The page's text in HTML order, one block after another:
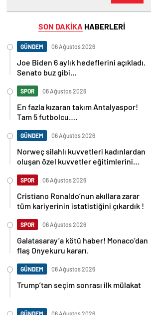
SON DAKİKA HABERLERİ
GÜNDEM 06 Ağustos 2026
Joe Biden 6 aylık hedeflerini açıkladı.
Senato buz gibi…
SPOR 06 Ağustos 2026
En fazla kızaran takım Antalyaspor!
Tam 5 futbolcu….
GÜNDEM 06 Ağustos 2026
Norweç silahlı kuvvetleri kadınlardan
oluşan özel kuvvetler eğitimlerini
SPOR 06 Ağustos 2026
Cristiano Ronaldo’nun akıllara zarar
tüm kariyerinin istatistiğini çıkardık !
SPOR 06 Ağustos 2026
Galatasaray’a kötü haber! Monaco’dan
flaş Onyekuru kararı.
GÜNDEM 06 Ağustos 2026
Trump’tan seçim sonrası ilk mülakat